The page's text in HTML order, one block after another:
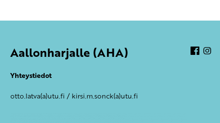
Aallonharjalle (AHA)
Yhteystiedot
otto.latva(a)utu.fi / kirsi.m.sonck(a)utu.fi